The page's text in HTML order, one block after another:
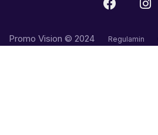
Promo Vision © 2024 Regulamin